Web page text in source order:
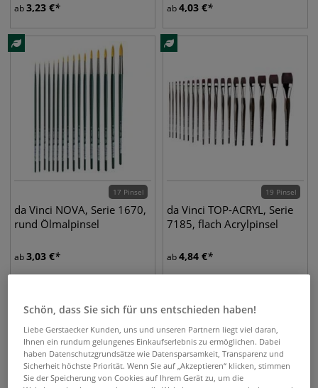
ab3,23 € ab4,03 €
17 Pinsel
da Vinci NOVA, Serie 1670,
rund Ölmalpinsel
ab3,03 €
19 Pinsel
da Vinci TOP-ACRYL, Serie
7185, flach Acrylpinsel
ab4,84 €
Schön, dass Sie sich für uns entschieden haben!
Liebe Gerstaecker Kunden, uns und unseren Partnern liegt viel daran,
Ihnen ein rundum gelungenes Einkaufserlebnis zu ermöglichen. Dabei
haben Datenschutzgrundsätze wie Datensparsamkeit, Transparenz und
Sicherheit höchste Priorität. Wenn Sie auf „Akzeptieren“ klicken, stimmen
Sie der Speicherung von Cookies auf Ihrem Gerät zu, um die